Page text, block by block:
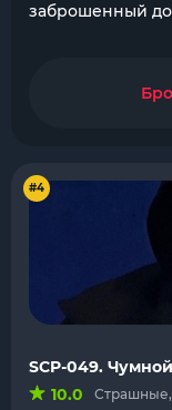
заброшенный
#4
SCP-049.
10.0
Страшные,